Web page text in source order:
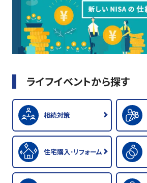
ライフイベントから探す
相続対策
住宅購入･リフォーム